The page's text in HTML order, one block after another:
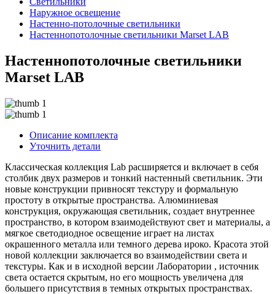
Наружное освещение
Настенно-потолочные светильники
Настеннопотолочные светильники Marset LAB
Настеннопотолочные светильники
Marset LAB
Описание комплекта
Уточнить детали
Классическая коллекция Lab расширяется и включает в себя
столбик двух размеров и тонкий настенный светильник. Эти
новые конструкции привносят текстуру и формальную
простоту в открытые пространства. Алюминиевая
конструкция, окружающая светильник, создает внутреннее
пространство, в котором взаимодействуют свет и материалы, а
мягкое светодиодное освещение играет на листах
окрашенного металла или темного дерева ироко. Красота этой
новой коллекции заключается во взаимодействии света и
текстуры. Как и в исходной версии Лаборатории , источник
света остается скрытым, но его мощность увеличена для
большего присутствия в темных открытых пространствах.